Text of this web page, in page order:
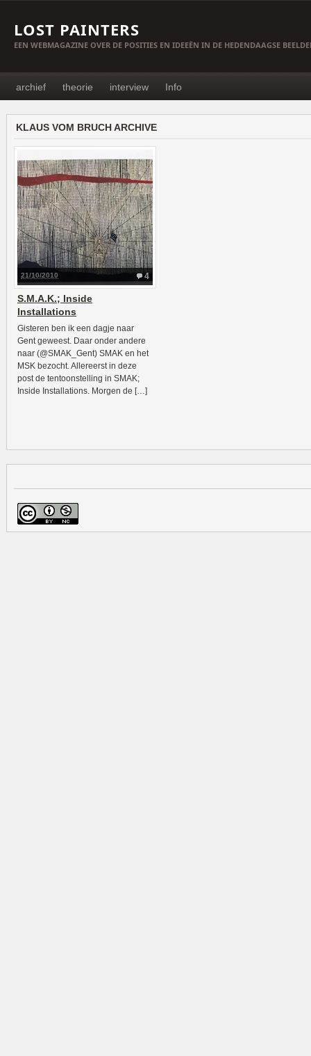
LOST PAINTERS
EEN WEBMAGAZINE OVER DE POSITIES EN IDEEËN IN DE HEDENDAAGSE
archief theorie interview Info
KLAUS VOM BRUCH ARCHIVE
4
21/10/2010
S.M.A.K.; Inside
Installations
Gisteren ben ik een dagje naar
Gent geweest. Daar onder andere
naar (@SMAK_Gent) SMAK en het
MSK bezocht. Allereerst in deze
post de tentoonstelling in SMAK;
Inside Installations. Morgen de […]